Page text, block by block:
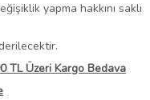
yapma hakkını saklı
TL Üzeri Kargo Bedava